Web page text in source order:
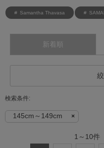
Samantha Thavasa
新着順
145cm～149cm
1 ～ 10件